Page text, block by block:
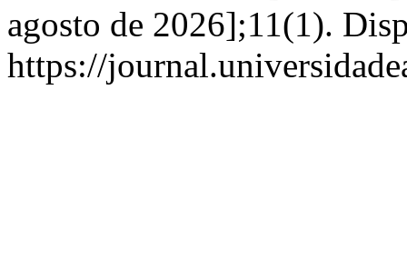
agosto de 2026];11(1).
https://